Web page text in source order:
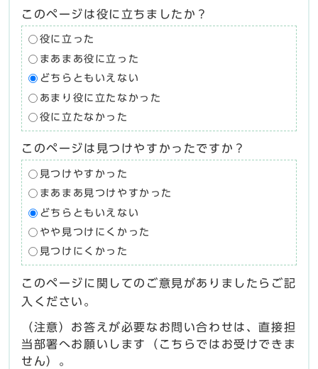
このページは役に立ちましたか？
役に立った
まあまあ役に立った
どちらともいえない
あまり役に立たなかった
役に立たなかった
このページは見つけやすかったですか？
見つけやすかった
まあまあ見つけやすかった
どちらともいえない
やや見つけにくかった
見つけにくかった
このページに関してのご意見がありましたらご記
入ください。
（注意）お答えが必要なお問い合わせは、直接担
当部署へお願いします（こちらではお受けできま
せん）。